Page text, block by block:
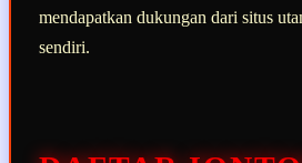
mendapatkan dukungan dari situs
sendiri.